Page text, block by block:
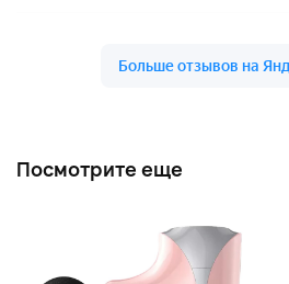
Посмотрите еще